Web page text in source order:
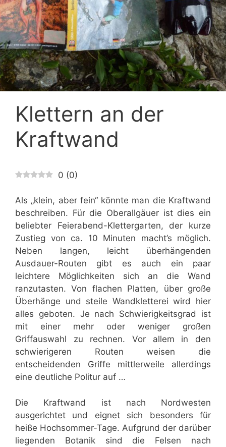
Klettern an der
Kraftwand
0 (0)
Als „klein, aber fein“ könnte man die Kraftwand
beschreiben. Für die Oberallgäuer ist dies ein
beliebter Feierabend-Klettergarten, der kurze
Zustieg von ca. 10 Minuten macht’s möglich.
Neben langen, leicht überhängenden
Ausdauer-Routen gibt es auch ein paar
leichtere Möglichkeiten sich an die Wand
ranzutasten. Von flachen Platten, über große
Überhänge und steile Wandkletterei wird hier
alles geboten. Je nach Schwierigkeitsgrad ist
mit einer mehr oder weniger großen
Griffauswahl zu rechnen. Vor allem in den
schwierigeren Routen weisen die
entscheidenden Griffe mittlerweile allerdings
eine deutliche Politur auf …
Die Kraftwand ist nach Nordwesten
ausgerichtet und eignet sich besonders für
heiße Hochsommer-Tage. Aufgrund der darüber
liegenden Botanik sind die Felsen nach